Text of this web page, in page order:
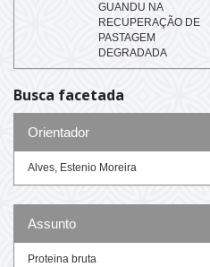
GUANDU NA
RECUPERAÇÃO DE
PASTAGEM
DEGRADADA
Busca facetada
Orientador
Alves, Estenio Moreira
Assunto
Proteina bruta